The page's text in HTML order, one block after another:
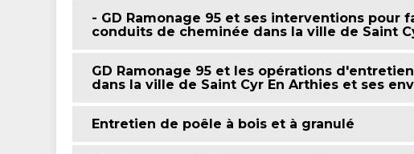
- GD Ramonage 95 et ses interventions pour
conduits de cheminée dans la ville de Saint
GD Ramonage 95 et les opérations
dans la ville de Saint Cyr En Arthies et ses
Entretien de poêle à bois et à granulé